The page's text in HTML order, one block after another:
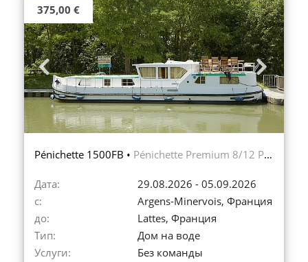
375,00 €
Previous Next
Pénichette 1500FB • Pénichette Premium 8/12 Pers.
Дата:
29.08.2026 - 05.09.2026
с:
Argens-Minervois, Франция
до:
Lattes, Франция
Тип:
Дом на воде
Услуги:
Без команды